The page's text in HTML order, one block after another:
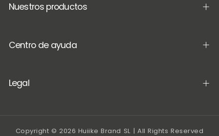
Nuestros productos
Centro de ayuda
Legal
Copyright © 2026 Huiike Brand SL | All Rights Reserved